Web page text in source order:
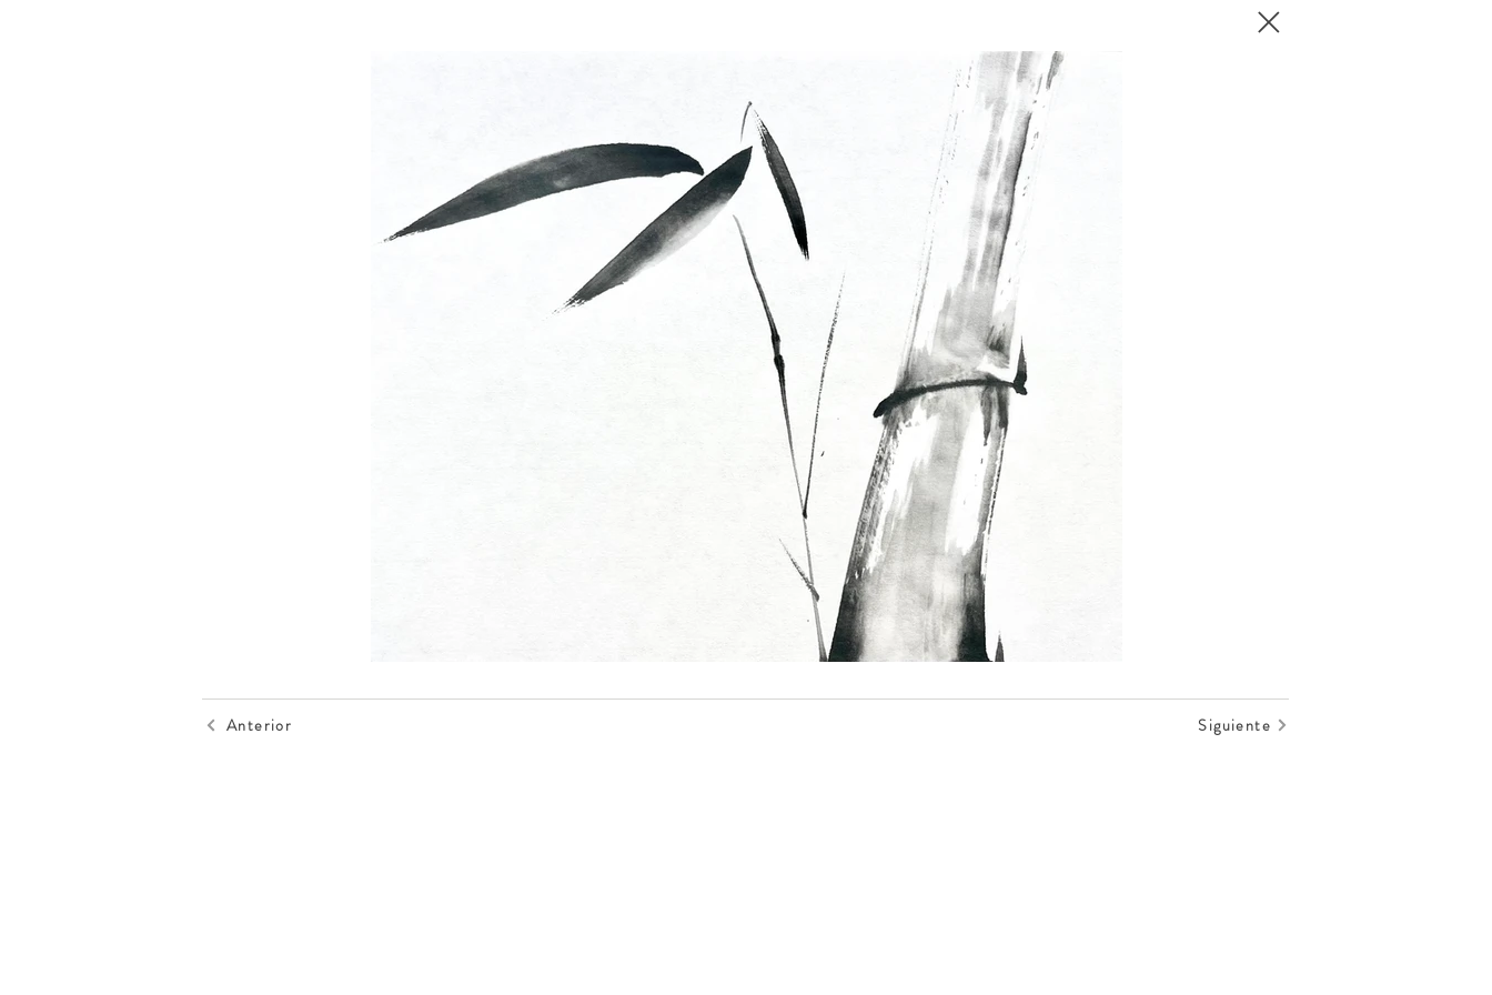
Anterior Siguiente